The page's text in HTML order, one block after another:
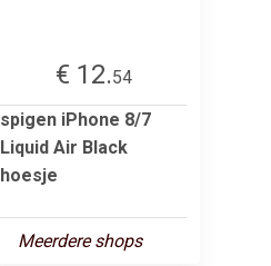
€ 12.54
spigen iPhone 8/7
Liquid Air Black
hoesje
Meerdere shops